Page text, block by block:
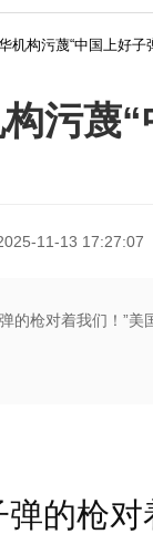
机构污蔑“中国上好子
污蔑
11-13 17:27:07
的枪对着我们！”
的枪